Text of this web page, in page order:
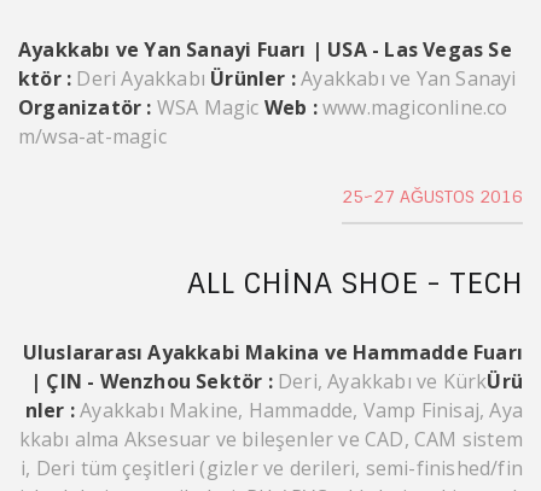
Ayakkabı ve Yan Sanayi Fuarı | USA - Las Vegas Se
ktör : Deri Ayakkabı Ürünler :Ayakkabı ve Yan Sanayi
Organizatör : WSA Magic Web :www.magiconline.co
m/wsa-at-magic
25~27 AĞUSTOS 2016
ALL CHINA SHOE - TECH
Uluslararası Ayakkabi Makina ve Hammadde Fuarı
| ÇIN - Wenzhou Sektör :Deri, Ayakkabı ve KürkÜrü
nler :Ayakkabı Makine, Hammadde, Vamp Finisaj, Aya
kkabı alma Aksesuar ve bileşenler ve CAD, CAM sistem
i, Deri tüm çeşitleri (gizler ve derileri, semi-finished/fin